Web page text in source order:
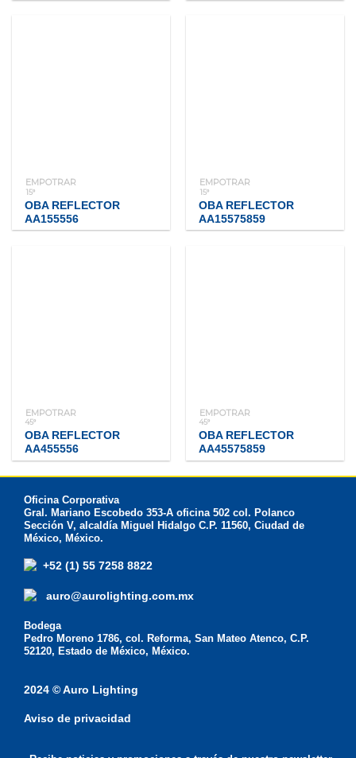
EMPOTRAR
15°
OBA REFLECTOR
AA155556
EMPOTRAR
15°
OBA REFLECTOR
AA15575859
EMPOTRAR
45°
OBA REFLECTOR
AA455556
EMPOTRAR
45°
OBA REFLECTOR
AA45575859
Oficina Corporativa
Gral. Mariano Escobedo 353-A oficina 502 col. Polanco
Sección V, alcaldía Miguel Hidalgo C.P. 11560, Ciudad de
México, México.
+52 (1) 55 7258 8822
auro@aurolighting.com.mx
Bodega
Pedro Moreno 1786, col. Reforma, San Mateo Atenco, C.P.
52120, Estado de México, México.
2024 © Auro Lighting
Aviso de privacidad